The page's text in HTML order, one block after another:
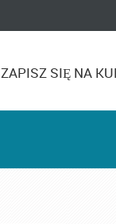
ZAPISZ SIĘ NA